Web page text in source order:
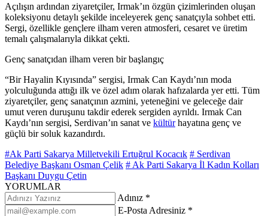
Açılışın ardından ziyaretçiler, Irmak’ın özgün çizimlerinden oluşan
koleksiyonu detaylı şekilde inceleyerek genç sanatçıyla sohbet etti.
Sergi, özellikle gençlere ilham veren atmosferi, cesaret ve üretim
temalı çalışmalarıyla dikkat çekti.
Genç sanatçıdan ilham veren bir başlangıç
“Bir Hayalin Kıyısında” sergisi, Irmak Can Kaydı’nın moda
yolculuğunda attığı ilk ve özel adım olarak hafızalarda yer etti. Tüm
ziyaretçiler, genç sanatçının azmini, yeteneğini ve geleceğe dair
umut veren duruşunu takdir ederek sergiden ayrıldı. Irmak Can
Kaydı’nın sergisi, Serdivan’ın sanat ve kültürhayatına genç ve
güçlü bir soluk kazandırdı.
#Ak Parti Sakarya Milletvekili Ertuğrul Kocacık # Serdivan
Belediye Başkanı Osman Çelik # Ak Parti Sakarya İl Kadın Kolları
Başkanı Duygu Çetin
YORUMLAR
Adınız *
E-Posta Adresiniz *